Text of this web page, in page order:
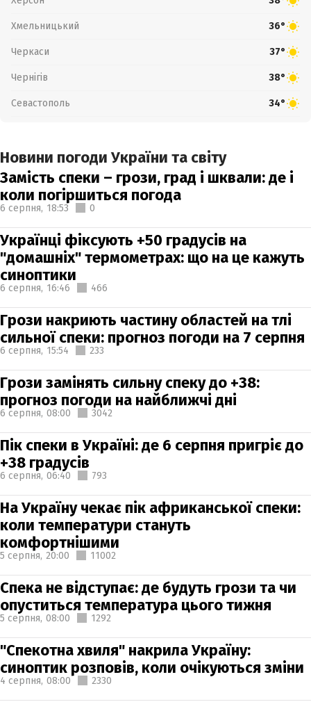
Хмельницький 36°
Черкаси 37°
Чернігів 38°
Севастополь 34°
Новини погоди України та світу
Замість спеки – грози, град і шквали: де і
коли погіршиться погода
6 серпня, 18:53 0
Українці фіксують +50 градусів на
"домашніх" термометрах: що на це кажуть
синоптики
6 серпня, 16:46 466
Грози накриють частину областей на тлі
сильної спеки: прогноз погоди на 7 серпня
6 серпня, 15:54 233
Грози замінять сильну спеку до +38:
прогноз погоди на найближчі дні
6 серпня, 08:00 3042
Пік спеки в Україні: де 6 серпня пригріє до
+38 градусів
6 серпня, 06:40 793
На Україну чекає пік африканської спеки:
коли температури стануть
комфортнішими
5 серпня, 20:00 11002
Спека не відступає: де будуть грози та чи
опуститься температура цього тижня
5 серпня, 08:00 1292
"Спекотна хвиля" накрила Україну:
синоптик розповів, коли очікуються зміни
4 серпня, 08:00 2330